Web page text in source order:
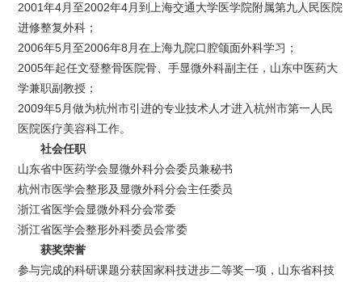
2001年4月至2002年4月到上海交通大学医学院附属第九人民医院
进修整复外科；
2006年5月至2006年8月在上海九院口腔颌面外科学习；
2005年起任文登整骨医院骨、手显微外科副主任，山东中医药大
学兼职副教授；
2009年5月做为杭州市引进的专业技术人才进入杭州市第一人民
医院医疗美容科工作。
社会任职
山东省中医药学会显微外科分会委员兼秘书
杭州市医学会整形及显微外科分会主任委员
浙江省医学会显微外科分会常委
浙江省医学会整形外科委员会常委
获奖荣誉
参与完成的科研课题分获国家科技进步二等奖一项，山东省科技